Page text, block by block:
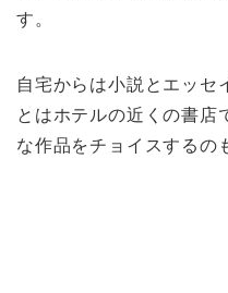
す。
自宅からは小説とエッセ
とはホテルの近くの書店
な作品をチョイスするの